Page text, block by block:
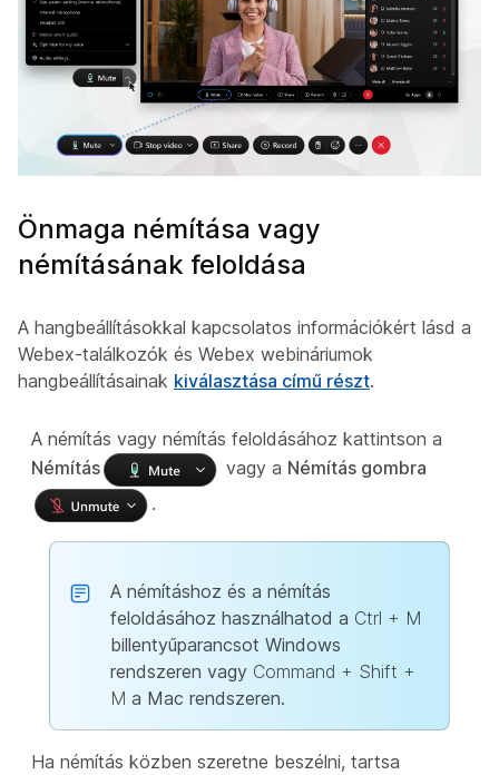
Önmaga némítása vagy
némításának feloldása
A hangbeállításokkal kapcsolatos információkért lásd a
Webex-találkozók és Webex webináriumok
hangbeállításainak kiválasztása című részt.
A némítás vagy némítás feloldásához kattintson a
Némítás
vagy a Némítás gombra
.
A némításhoz és a némítás
feloldásához használhatod a Ctrl + M
billentyűparancsot Windows
rendszeren vagy Command + Shift +
M a Mac rendszeren.
Ha némítás közben szeretne beszélni, tartsa